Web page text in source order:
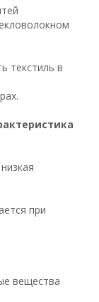
текстиль в
при
вещества